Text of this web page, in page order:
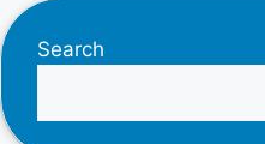
Search